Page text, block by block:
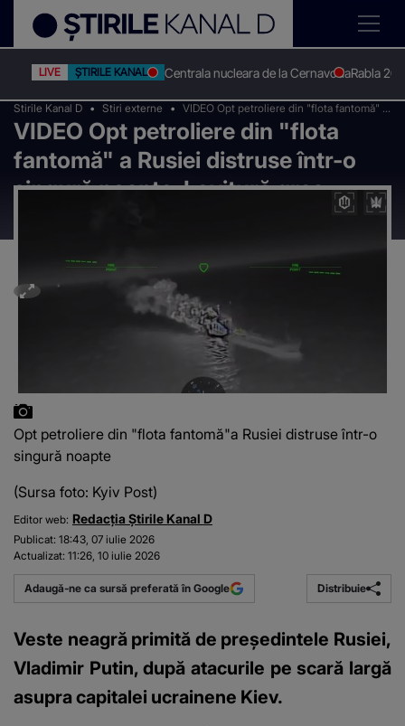
LIVE ȘTIRILE KANAL D Centrala nucleara de la CernavodaRabla
Stirile Kanal D Stiri externe
VIDEO Opt petroliere din "flota fantomă" a
Rusiei distruse într-o singură noapte.
Lovitură grea pentru Vladimir Putin
VIDEO Opt petroliere din "flota
fantomă" a Rusiei distruse într-o
singură noapte. Lovitură grea
Opt petroliere din "flota fantomă"a Rusiei distruse într-o
singură noapte
(Sursa foto: Kyiv Post)
Editor web: Redacția Știrile Kanal D
Publicat: 18:43, 07 iulie 2026
Actualizat: 11:26, 10 iulie 2026
Adaugă-ne ca sursă preferată în Google Distribuie
Veste neagră primită de președintele Rusiei,
Vladimir Putin, după atacurile pe scară largă
asupra capitalei ucrainene Kiev.